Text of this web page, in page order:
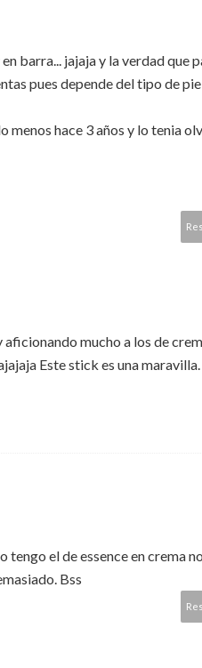
barra... jajaja y la verdad que
pues depende del tipo de
menos hace 3 años y lo tenia
mucho a los de
Este stick es una
el de essence en crema no
Bss